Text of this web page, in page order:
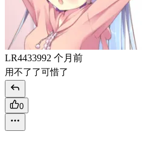
LR4433992 个月前
用不了了可惜了
0